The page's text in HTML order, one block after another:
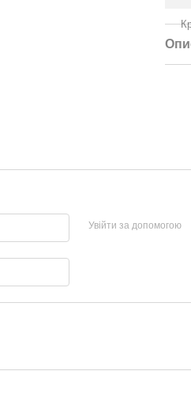
Увійти за допомогою